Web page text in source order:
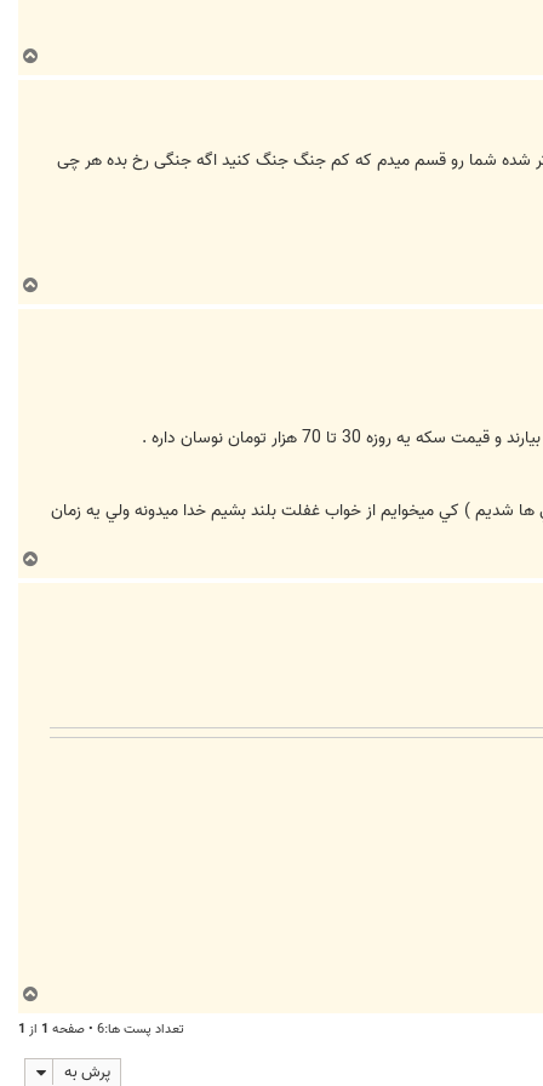
ا
شده شما رو قسم میدم که کم جنگ جنگ کنید اگه جنگی رخ بده هر چی
ا
70 هزار تومان نوسان داره .
) كي ميخوايم از خواب غفلت بلند بشيم خدا ميدونه ولي يه زمان
ا
ا
تعداد پست ها:6 • صفحه 1 از 1
پرش به